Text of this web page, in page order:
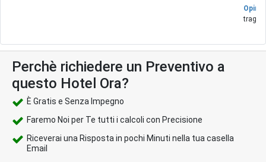
Perchè richiedere un Preventivo a
questo Hotel Ora?
È Gratis e Senza Impegno
Faremo Noi per Te tutti i calcoli con Precisione
Riceverai una Risposta in pochi Minuti nella tua casella
Email